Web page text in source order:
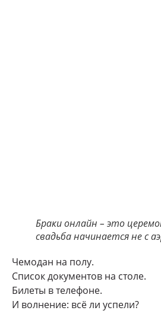
Браки онлайн – это
свадьба начинается не с
Чемодан на полу.
Список документов на столе.
Билеты в телефоне.
И волнение: всё ли успели?